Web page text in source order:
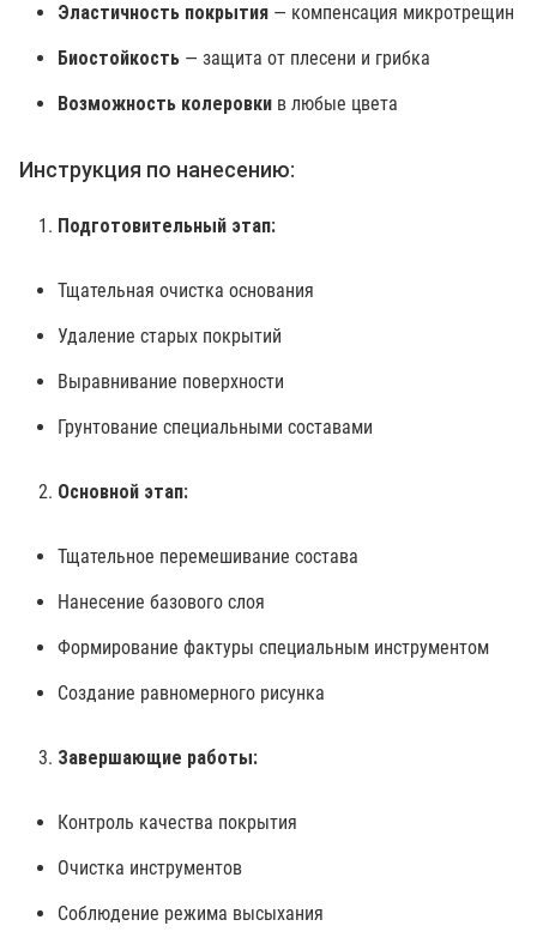
Эластичность покрытия — компенсация микротрещин
Биостойкость — защита от плесени и грибка
Возможность колеровки в любые цвета
Инструкция по нанесению:
Подготовительный этап:
Тщательная очистка основания
Удаление старых покрытий
Выравнивание поверхности
Грунтование специальными составами
Основной этап:
Тщательное перемешивание состава
Нанесение базового слоя
Формирование фактуры специальным инструментом
Создание равномерного рисунка
Завершающие работы:
Контроль качества покрытия
Очистка инструментов
Соблюдение режима высыхания